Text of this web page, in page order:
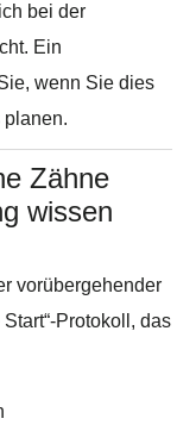
bei der
Ein
wenn Sie dies
planen.
Zähne
wissen
vorübergehender
Protokoll, das